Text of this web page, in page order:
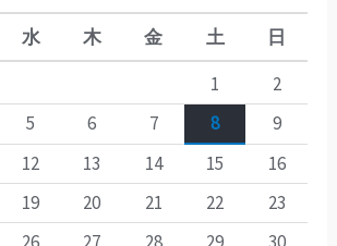
水 木 金 土
日
1
2
5 6 7 8
9
12 13 14 15
16
19 20 21 22
23
26 27 28 29
30